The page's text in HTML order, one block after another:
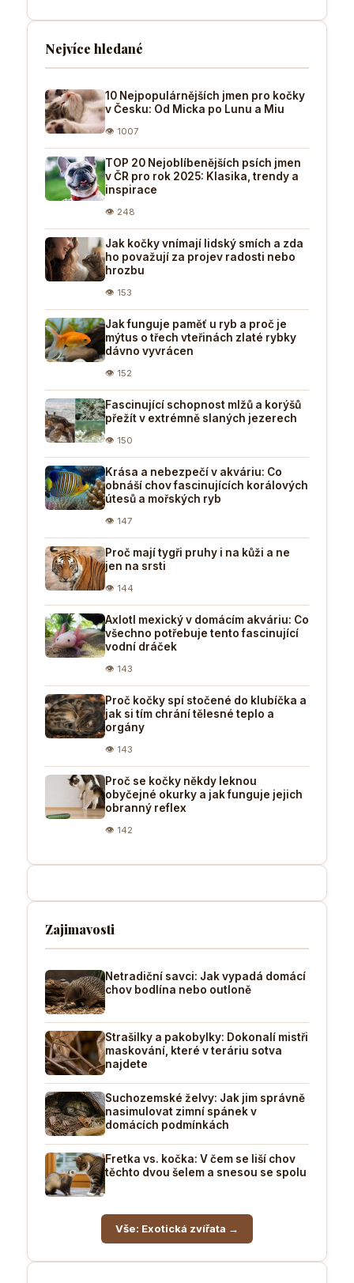
Nejvíce hledané
10 Nejpopulárnějších jmen pro kočky
v Česku: Od Micka po Lunu a Miu
👁 1007
TOP 20 Nejoblíbenějších psích jmen
v ČR pro rok 2025: Klasika, trendy a
inspirace
👁 248
Jak kočky vnímají lidský smích a zda
ho považují za projev radosti nebo
hrozbu
👁 153
Jak funguje paměť u ryb a proč je
mýtus o třech vteřinách zlaté rybky
dávno vyvrácen
👁 152
Fascinující schopnost mlžů a korýšů
přežít v extrémně slaných jezerech
👁 150
Krása a nebezpečí v akváriu: Co
obnáší chov fascinujících korálových
útesů a mořských ryb
👁 147
Proč mají tygři pruhy i na kůži a ne
jen na srsti
👁 144
Axlotl mexický v domácím akváriu: Co
všechno potřebuje tento fascinující
vodní dráček
👁 143
Proč kočky spí stočené do klubíčka a
jak si tím chrání tělesné teplo a
orgány
👁 143
Proč se kočky někdy leknou
obyčejné okurky a jak funguje jejich
obranný reflex
👁 142
Zajimavosti
Netradiční savci: Jak vypadá domácí
chov bodlína nebo outloně
Strašilky a pakobylky: Dokonalí mistři
maskování, které v teráriu sotva
najdete
Suchozemské želvy: Jak jim správně
nasimulovat zimní spánek v
domácích podmínkách
Fretka vs. kočka: V čem se liší chov
těchto dvou šelem a snesou se spolu
Vše: Exotická zvířata →